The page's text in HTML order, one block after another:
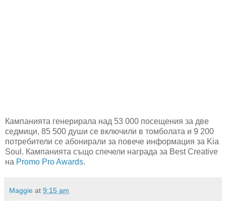
Кампанията генерирала над 53 000 посещения за две
седмици, 85 500 души се включили в томболата и 9 200
потребители се абонирали за повече информация за Kia
Soul. Кампанията също спечели награда за Best Creative
на Promo Pro Awards.
Maggie at 9:15 am